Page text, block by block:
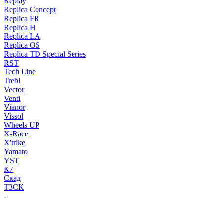
Replica Concept
Replica FR
Replica H
Replica LA
Replica OS
Replica TD Special Series
RST
Tech Line
Trebl
Vector
Venti
Vianor
Vissol
Wheels UP
X-Race
X'trike
Yamato
YST
К7
Скад
ТЗСК
-